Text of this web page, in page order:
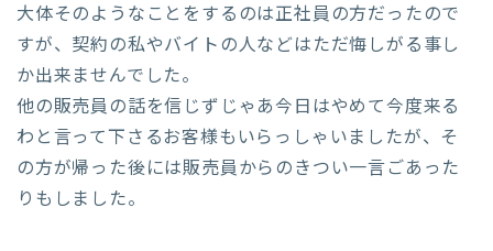
大体そのようなことをするのは正社員の方だったので
すが、契約の私やバイトの人などはただ悔しがる事し
か出来ませんでした。
他の販売員の話を信じずじゃあ今日はやめて今度来る
わと言って下さるお客様もいらっしゃいましたが、そ
の方が帰った後には販売員からのきつい一言ごあった
りもしました。